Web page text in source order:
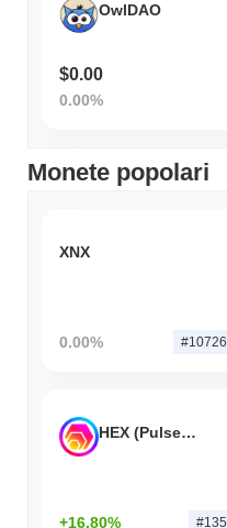
OwlDAO
$0.00
0.00%
Monete popolari
XNX
0.00% #10726
HEX (Pulsechain)
+16.80% #135